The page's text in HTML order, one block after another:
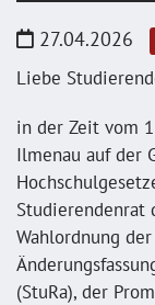
27.04.2026
Liebe
in der Zeit vom
Ilmenau auf der
Studierendenrat
Wahlordnung
(StuRa), der